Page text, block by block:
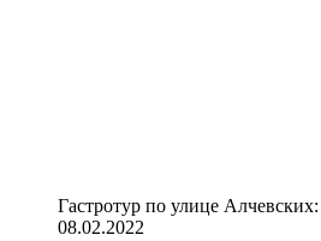
Гастротур по улице
08.02.2022